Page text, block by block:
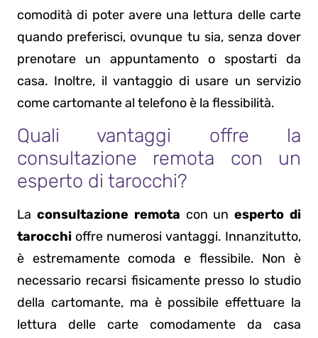
comodità di poter avere una lettura delle carte
quando preferisci, ovunque tu sia, senza dover
prenotare un appuntamento o spostarti da
casa. Inoltre, il vantaggio di usare un servizio
come cartomante al telefono è la flessibilità.
Quali vantaggi offre la
consultazione remota con un
esperto di tarocchi?
La consultazione remota con unesperto di
tarocchi offre numerosi vantaggi. Innanzitutto,
è estremamente comoda e flessibile. Non è
necessario recarsi fisicamente presso lo studio
della cartomante, ma è possibile effettuare la
lettura delle carte comodamente da casa